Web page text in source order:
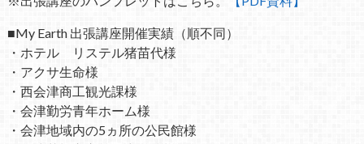
■My Earth 出張講座開催実績（順不同）
・ホテル リステル猪苗代様
・アクサ生命様
・西会津商工観光課様
・会津勤労青年ホーム様
・会津地域内の5ヵ所の公民館様